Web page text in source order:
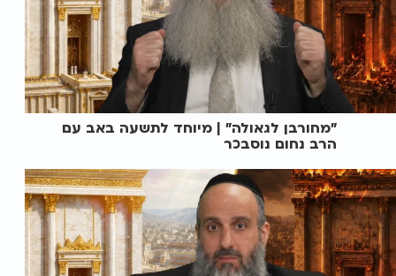
"מחורבן לגאולה" | מיוחד לתשעה באב עם
הרב נחום נוסבכר